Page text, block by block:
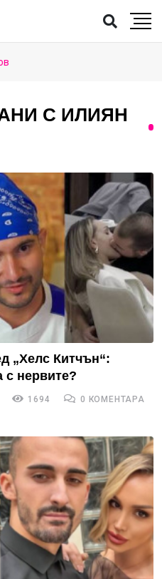
С ИЛИЯН
„Хелс Китчън“:
с нервите?
1694 0 КОМЕНТАРА